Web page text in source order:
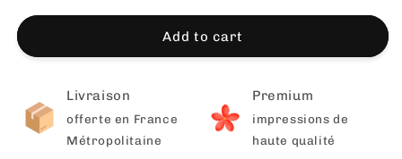
Add to cart
Livraison
offerte en France
Métropolitaine
Premium
impressions de
haute qualité